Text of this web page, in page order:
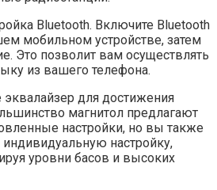
Bluetooth. Включите Bluetooth
мобильном устройстве, затем
Это позволит вам осуществлять
из вашего телефона.
эквалайзер для достижения
магнитол предлагают
настройки, но вы также
настройку,
уровни басов и высоких